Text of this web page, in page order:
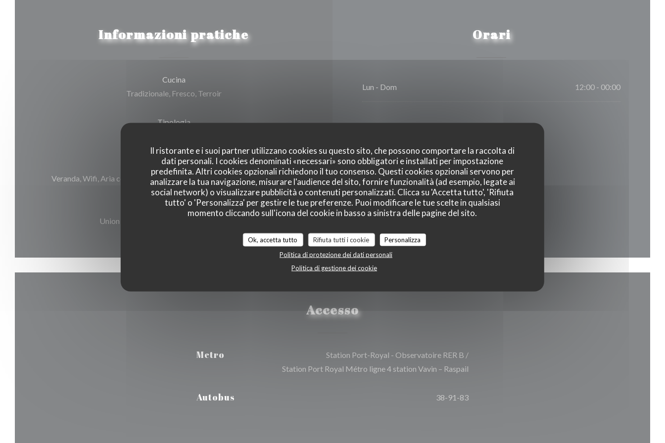
Il ristorante e i suoi partner utilizzano cookies su questo sito, che possono comportare la raccolta di
dati personali. I cookies denominati «necessari» sono obbligatori e installati per impostazione
predefinita. Altri cookies opzionali richiedono il tuo consenso. Questi cookies opzionali servono per
analizzare la tua navigazione, misurare l'audience del sito, fornire funzionalità (ad esempio, legate ai
social network) o visualizzare pubblicità o contenuti personalizzati. Clicca su 'Accetta tutto', 'Rifiuta
tutto' o 'Personalizza' per gestire le tue preferenze. Puoi modificare le tue scelte in qualsiasi
momento cliccando sull'icona del cookie in basso a sinistra delle pagine del sito.
Ok, accetta tutto Rifiuta tutti i cookie
Personalizza
Politica di protezione dei dati personali
Politica di gestione dei cookie
Informazioni pratiche
Cucina
Tradizionale, Fresco, Terroir
Tipologia
Servizi
Veranda, Wifi, Aria condizionata, servizio di parcheggio, Accesso disabili
Metodo di pagamento
Union Pay, Contanti, Visa, American Express
Orari
Lun - Dom 12:00 - 00:00
Accesso
Metro
Station Port-Royal - Observatoire RER B /
Station Port Royal Métro ligne 4 station Vavin – Raspail
Autobus 38-91-83